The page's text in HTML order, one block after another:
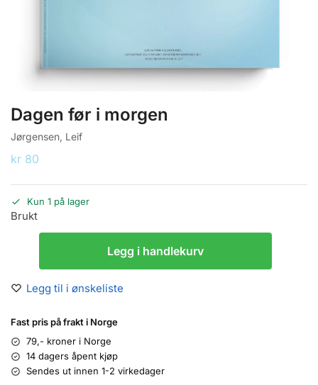
Dagen før i morgen
Jørgensen, Leif
kr 80
Kun 1 på lager
Brukt
Legg i handlekurv
Legg til i ønskeliste
Fast pris på frakt i Norge
79,- kroner i Norge
14 dagers åpent kjøp
Sendes ut innen 1-2 virkedager